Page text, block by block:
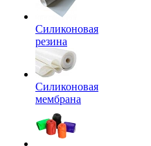
Силиконовая
резина
Силиконовая
мембрана